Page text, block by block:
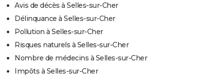
Avis de décès à Selles-sur-Cher
Délinquance à Selles-sur-Cher
Pollution à Selles-sur-Cher
Risques naturels à Selles-sur-Cher
Nombre de médecins à Selles-sur-Cher
Impôts à Selles-sur-Cher